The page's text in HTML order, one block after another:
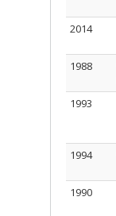
2014
1988
1993
1994
1990